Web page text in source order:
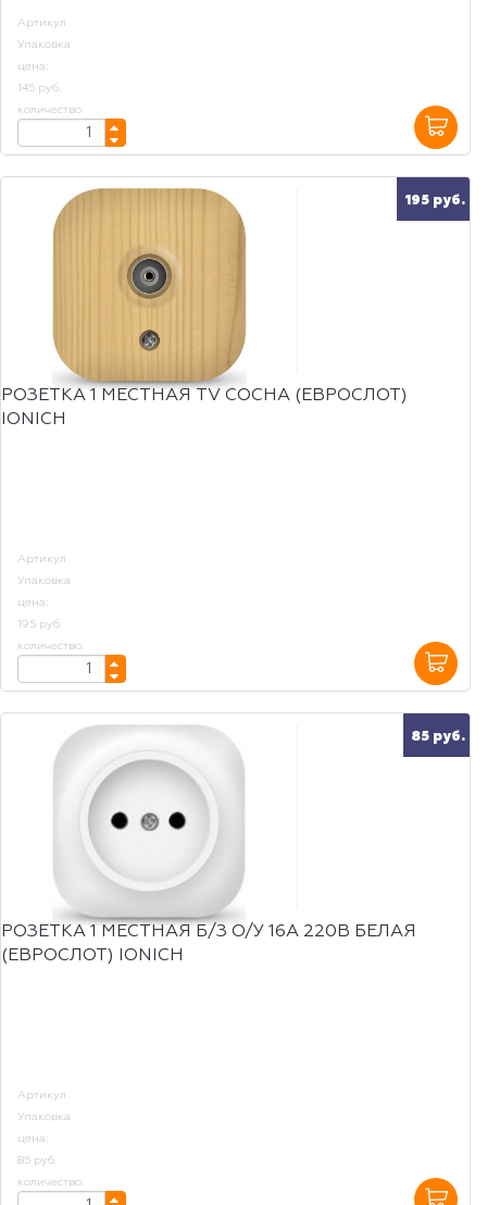
Артикул
Упаковка
цена:
145 руб.
количество:
195 руб.
РОЗЕТКА 1 МЕСТНАЯ TV СОСНА (ЕВРОСЛОТ)
IONICH
Артикул
Упаковка
цена:
195 руб.
количество:
85 руб.
РОЗЕТКА 1 МЕСТНАЯ Б/З О/У 16А 220В БЕЛАЯ
(ЕВРОСЛОТ) IONICH
Артикул
Упаковка
цена:
85 руб.
количество: